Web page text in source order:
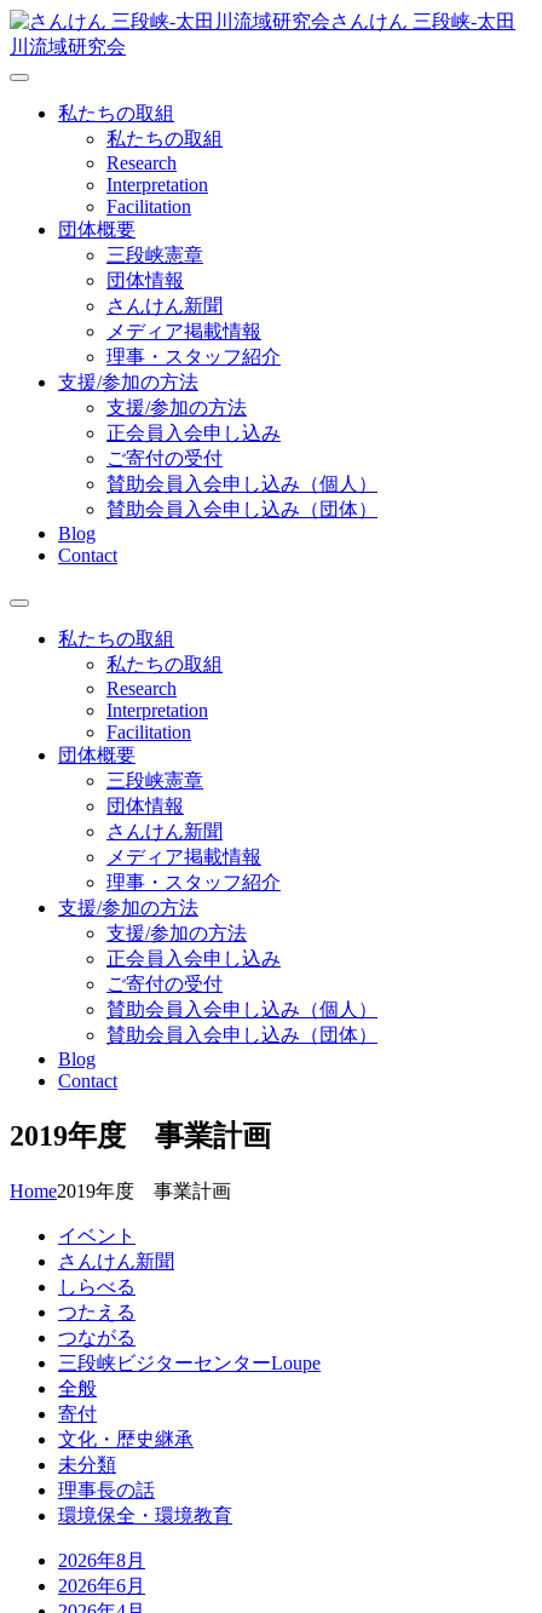
さんけん 三段峡‐太田
川流域研究会
私たちの取組
私たちの取組
Research
Interpretation
Facilitation
団体概要
三段峡憲章
団体情報
さんけん新聞
メディア掲載情報
理事・スタッフ紹介
支援/参加の方法
支援/参加の方法
正会員入会申し込み
ご寄付の受付
賛助会員入会申し込み（個人）
賛助会員入会申し込み（団体）
Blog
Contact
私たちの取組
私たちの取組
Research
Interpretation
Facilitation
団体概要
三段峡憲章
団体情報
さんけん新聞
メディア掲載情報
理事・スタッフ紹介
支援/参加の方法
支援/参加の方法
正会員入会申し込み
ご寄付の受付
賛助会員入会申し込み（個人）
賛助会員入会申し込み（団体）
Blog
Contact
2019年度 事業計画
Home2019年度 事業計画
イベント
さんけん新聞
しらべる
つたえる
つながる
三段峡ビジターセンターLoupe
全般
寄付
文化・歴史継承
未分類
理事長の話
環境保全・環境教育
2026年8月
2026年6月